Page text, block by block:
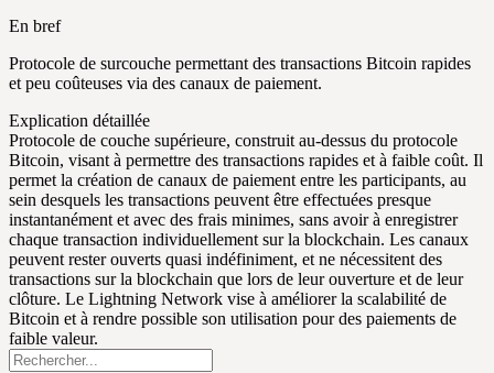
En bref
Protocole de surcouche permettant des transactions Bitcoin rapides
et peu coûteuses via des canaux de paiement.
Explication détaillée
Protocole de couche supérieure, construit au-dessus du protocole
Bitcoin, visant à permettre des transactions rapides et à faible coût. Il
permet la création de canaux de paiement entre les participants, au
sein desquels les transactions peuvent être effectuées presque
instantanément et avec des frais minimes, sans avoir à enregistrer
chaque transaction individuellement sur la blockchain. Les canaux
peuvent rester ouverts quasi indéfiniment, et ne nécessitent des
transactions sur la blockchain que lors de leur ouverture et de leur
clôture. Le Lightning Network vise à améliorer la scalabilité de
Bitcoin et à rendre possible son utilisation pour des paiements de
faible valeur.